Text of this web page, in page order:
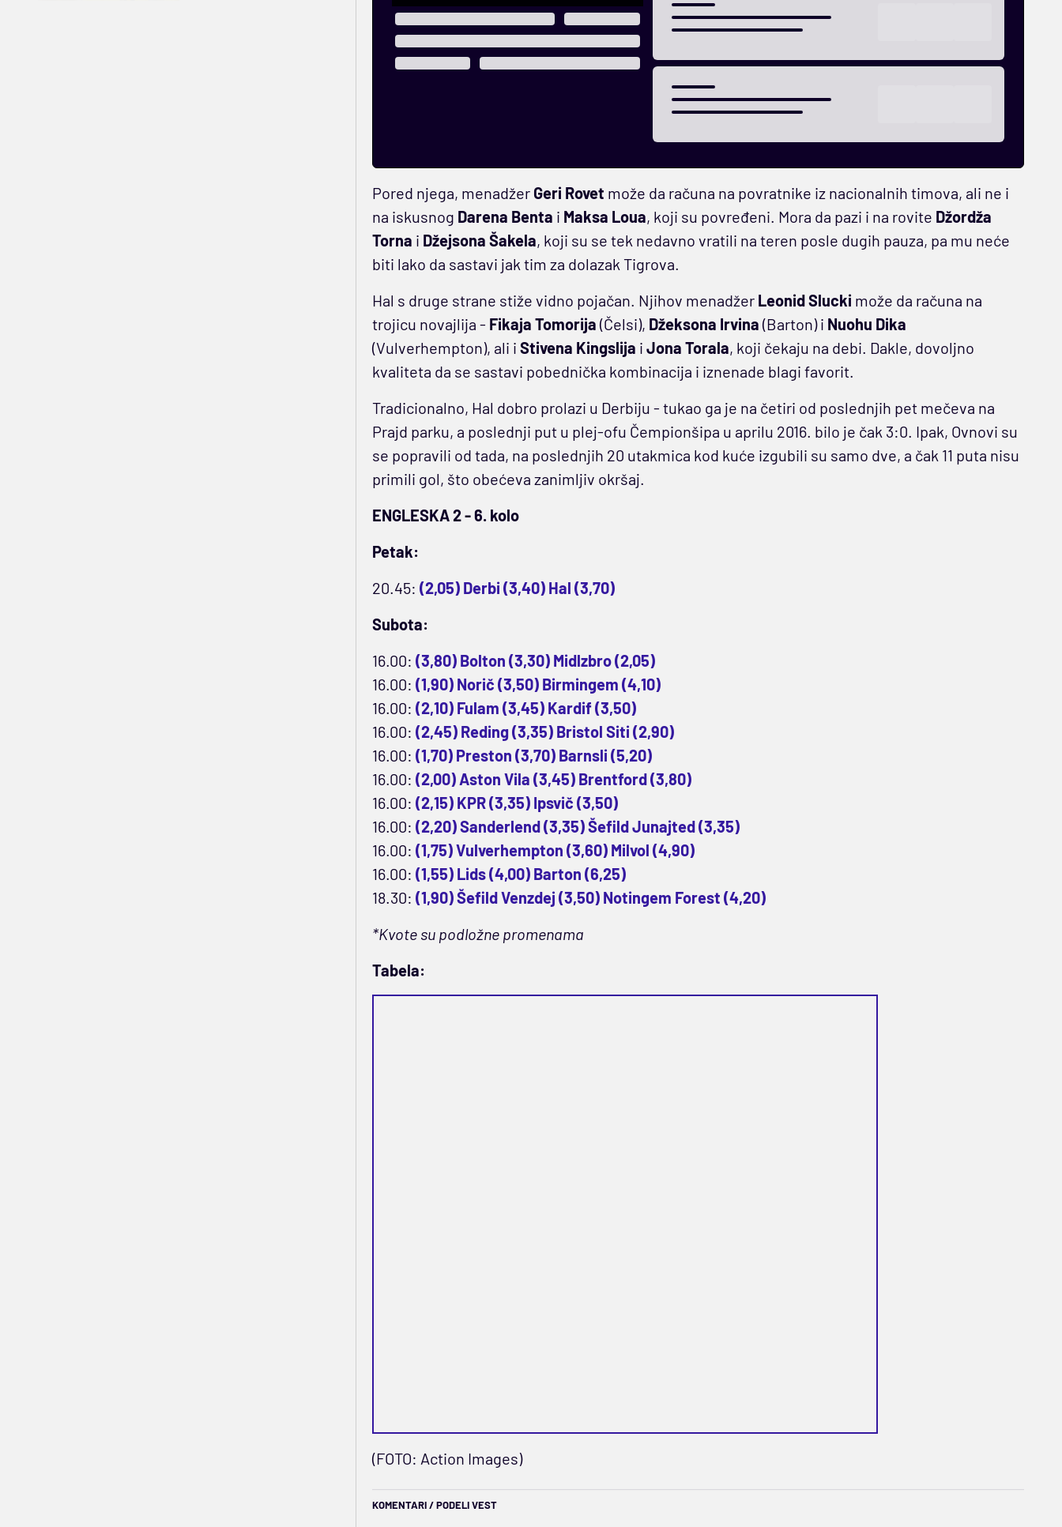
Pored njega, menadžer Geri Rovet može da računa na povratnike iz nacionalnih timova, ali ne i
na iskusnog Darena Benta i Maksa Loua, koji su povređeni. Mora da pazi i na rovite Džordža
Torna i Džejsona Šakela, koji su se tek nedavno vratili na teren posle dugih pauza, pa mu neće
biti lako da sastavi jak tim za dolazak Tigrova.
Hal s druge strane stiže vidno pojačan. Njihov menadžer Leonid Slucki može da računa na
trojicu novajlija - Fikaja Tomorija (Čelsi), Džeksona Irvina (Barton) i Nuohu Dika
(Vulverhempton), ali i Stivena Kingslija i Jona Torala, koji čekaju na debi. Dakle, dovoljno
kvaliteta da se sastavi pobednička kombinacija i iznenade blagi favorit.
Tradicionalno, Hal dobro prolazi u Derbiju - tukao ga je na četiri od poslednjih pet mečeva na
Prajd parku, a poslednji put u plej-ofu Čempionšipa u aprilu 2016. bilo je čak 3:0. Ipak, Ovnovi su
se popravili od tada, na poslednjih 20 utakmica kod kuće izgubili su samo dve, a čak 11 puta nisu
primili gol, što obećeva zanimljiv okršaj.
ENGLESKA 2 - 6. kolo
Petak:
20.45: (2,05) Derbi (3,40) Hal (3,70)
Subota:
16.00: (3,80) Bolton (3,30) Midlzbro (2,05)
16.00: (1,90) Norič (3,50) Birmingem (4,10)
16.00: (2,10) Fulam (3,45) Kardif (3,50)
16.00: (2,45) Reding (3,35) Bristol Siti (2,90)
16.00: (1,70) Preston (3,70) Barnsli (5,20)
16.00: (2,00) Aston Vila (3,45) Brentford (3,80)
16.00: (2,15) KPR (3,35) Ipsvič (3,50)
16.00: (2,20) Sanderlend (3,35) Šefild Junajted (3,35)
16.00: (1,75) Vulverhempton (3,60) Milvol (4,90)
16.00: (1,55) Lids (4,00) Barton (6,25)
18.30: (1,90) Šefild Venzdej (3,50) Notingem Forest (4,20)
*Kvote su podložne promenama
Tabela:
(FOTO: Action Images)
KOMENTARI / PODELI VEST